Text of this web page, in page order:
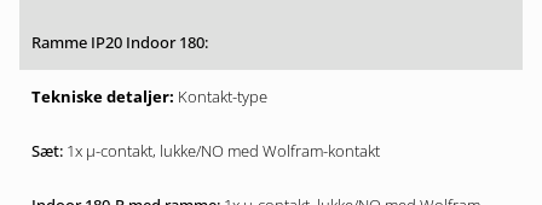
Kontakt-type
1x µ-contakt, lukke/NO med Wolfram-kontakt